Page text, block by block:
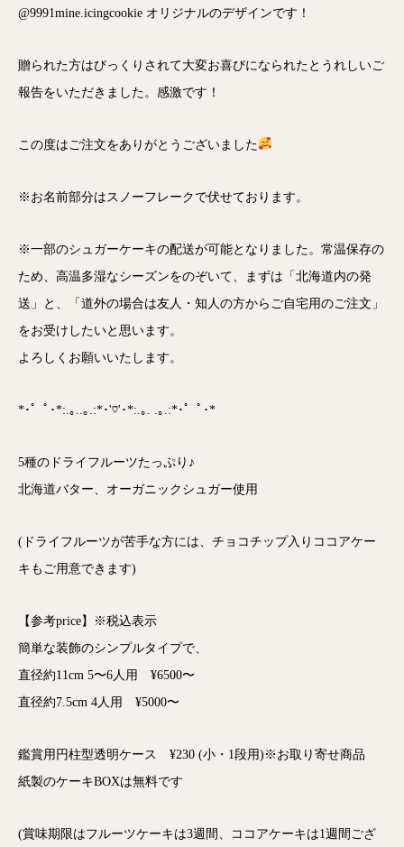
@9991mine.icingcookie オリジナルのデザインです！
贈られた方はびっくりされて大変お喜びになられたとうれしいご
報告をいただきました。感激です！
この度はご注文をありがとうございました
※お名前部分はスノーフレークで伏せております。
※一部のシュガーケーキの配送が可能となりました。常温保存の
ため、高温多湿なシーズンをのぞいて、まずは「北海道内の発
送」と、「道外の場合は友人・知人の方からご自宅用のご注文」
をお受けしたいと思います。
よろしくお願いいたします。
*･゜ﾟ･*:.｡..｡.:*･'♡'･*:.｡. .｡.:*･゜ﾟ･*
5種のドライフルーツたっぷり♪
北海道バター、オーガニックシュガー使用
(ドライフルーツが苦手な方には、チョコチップ入りココアケー
キもご用意できます)
【参考price】※税込表示
簡単な装飾のシンプルタイプで、
直径約11cm 5〜6人用 ¥6500〜
直径約7.5cm 4人用 ¥5000〜
鑑賞用円柱型透明ケース ¥230 (小・1段用)※お取り寄せ商品
紙製のケーキBOXは無料です
(賞味期限はフルーツケーキは3週間、ココアケーキは1週間ござ